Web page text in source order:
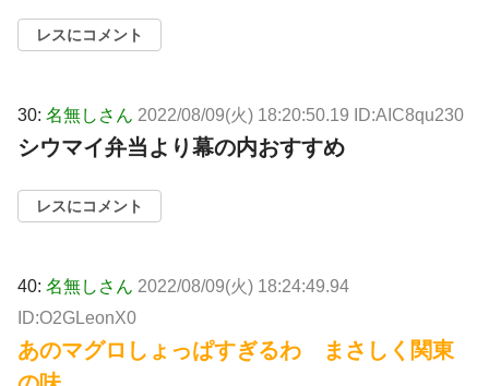
レスにコメント
30: 名無しさん 2022/08/09(火) 18:20:50.19 ID:AIC8qu230
シウマイ弁当より幕の内おすすめ
レスにコメント
40: 名無しさん 2022/08/09(火) 18:24:49.94
ID:O2GLeonX0
あのマグロしょっぱすぎるわ まさしく関東